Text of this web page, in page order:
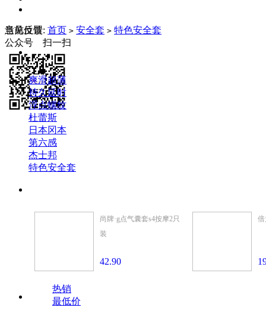
当前位置: 首页 > 安全套 > 特色安全套
爽滑超薄
持久延时
浮点螺纹
杜蕾斯
日本冈本
第六感
杰士邦
特色安全套
尚牌·g点气囊套s4按摩2只
装
42.90
热销
最低价
意见反馈
公众号 扫一扫